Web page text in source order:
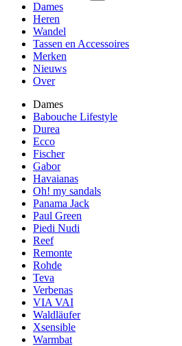
Dames
Heren
Wandel
Tassen en Accessoires
Merken
Nieuws
Over
Dames
Babouche Lifestyle
Durea
Ecco
Fischer
Gabor
Havaianas
Oh! my sandals
Panama Jack
Paul Green
Piedi Nudi
Reef
Remonte
Rohde
Teva
Verbenas
VIA VAI
Waldläufer
Xsensible
Warmbat